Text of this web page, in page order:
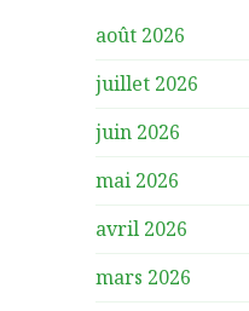
août 2026
juillet 2026
juin 2026
mai 2026
avril 2026
mars 2026